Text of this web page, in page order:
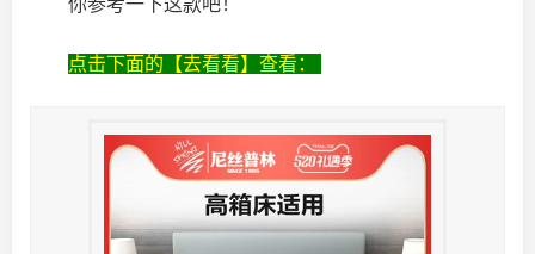
你参考一下这款吧！
点击下面的【去看看】查看：